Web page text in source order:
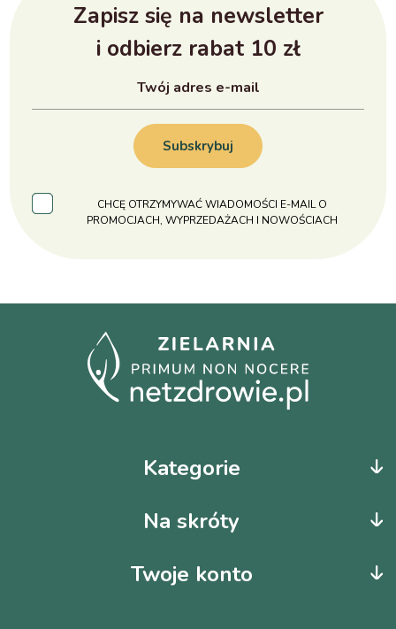
Zapisz się na newsletter
i odbierz rabat 10 zł
Subskrybuj
CHCĘ OTRZYMYWAĆ WIADOMOŚCI E-MAIL O
PROMOCJACH, WYPRZEDAŻACH I NOWOŚCIACH
Kategorie
Na skróty
Twoje konto